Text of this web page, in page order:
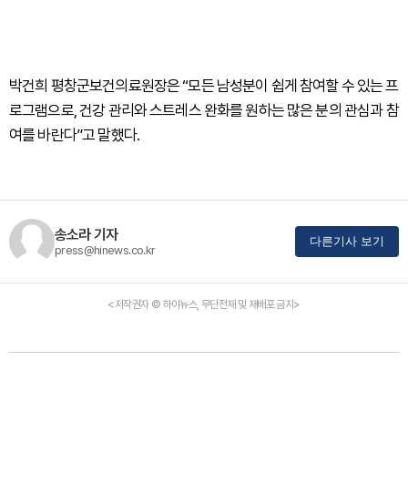
박건희 평창군보건의료원장은 “모든 남성분이 쉽게 참여할 수 있는 프
로그램으로, 건강 관리와 스트레스 완화를 원하는 많은 분의 관심과 참
여를 바란다”고 말했다.
송소라 기자
press@hinews.co.kr
다른기사 보기
<저작권자 © 하이뉴스, 무단전재 및 재배포 금지>